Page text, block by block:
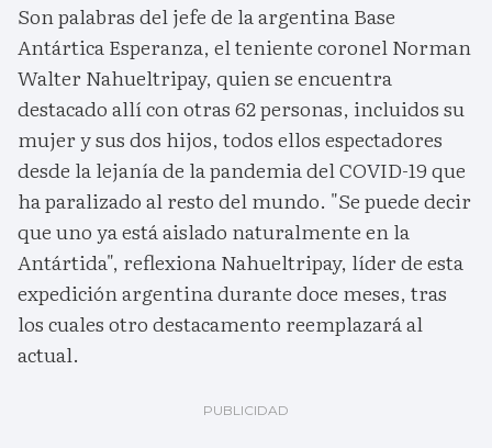
Son palabras del jefe de la argentina Base
Antártica Esperanza, el teniente coronel Norman
Walter Nahueltripay, quien se encuentra
destacado allí con otras 62 personas, incluidos su
mujer y sus dos hijos, todos ellos espectadores
desde la lejanía de la pandemia del COVID-19 que
ha paralizado al resto del mundo. "Se puede decir
que uno ya está aislado naturalmente en la
Antártida", reflexiona Nahueltripay, líder de esta
expedición argentina durante doce meses, tras
los cuales otro destacamento reemplazará al
actual.